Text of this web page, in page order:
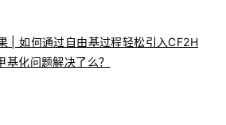
| 如何通过自由基过程轻松引入CF2H
基化问题解决了么？